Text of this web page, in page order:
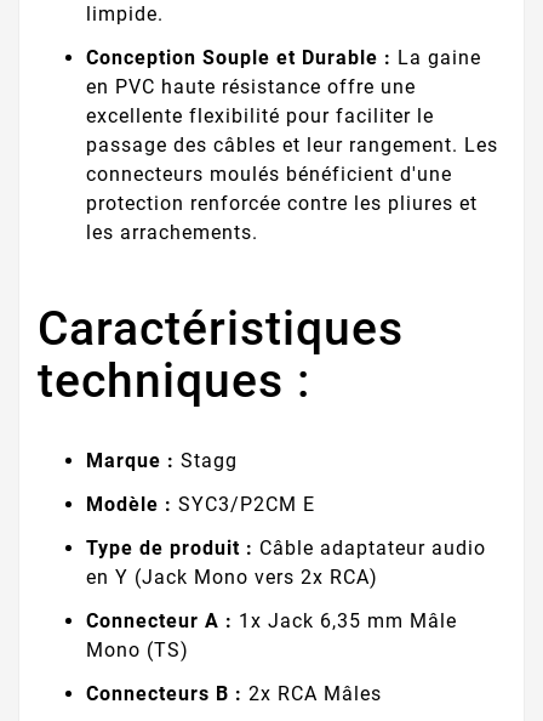
limpide.
Conception Souple et Durable : La gaine
en PVC haute résistance offre une
excellente flexibilité pour faciliter le
passage des câbles et leur rangement. Les
connecteurs moulés bénéficient d'une
protection renforcée contre les pliures et
les arrachements.
Caractéristiques
techniques :
Marque : Stagg
Modèle : SYC3/P2CM E
Type de produit : Câble adaptateur audio
en Y (Jack Mono vers 2x RCA)
Connecteur A : 1x Jack 6,35 mm Mâle
Mono (TS)
Connecteurs B : 2x RCA Mâles